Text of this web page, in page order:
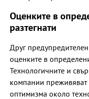
Оценките в
разтегнати
Друг
оценките в
Технологичните и
компании
оптимизма около